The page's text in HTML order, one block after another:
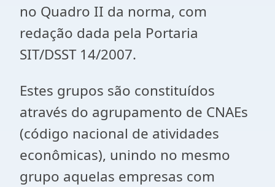
no Quadro II da norma, com
redação dada pela Portaria
SIT/DSST 14/2007.
Estes grupos são constituídos
através do agrupamento de CNAEs
(código nacional de atividades
econômicas), unindo no mesmo
grupo aquelas empresas com